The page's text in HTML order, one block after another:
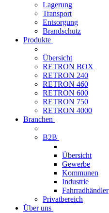
Lagerung
Transport
Entsorgung
Brandschutz
Produkte
Übersicht
RETRON BOX
RETRON 240
RETRON 460
RETRON 600
RETRON 750
RETRON 4000
Branchen
B2B
Übersicht
Gewerbe
Kommunen
Industrie
Fahrradhändler
Privatbereich
Über uns